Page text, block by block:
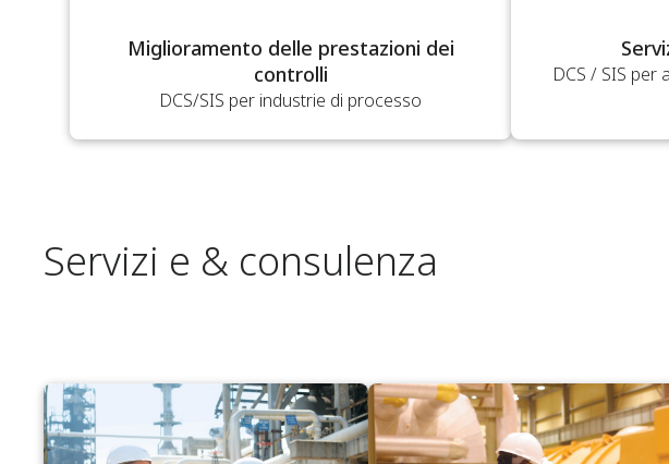
Miglioramento delle prestazioni dei
controlli
DCS/SIS per industrie di processo
DCS / SIS per
Servizi e & consulenza